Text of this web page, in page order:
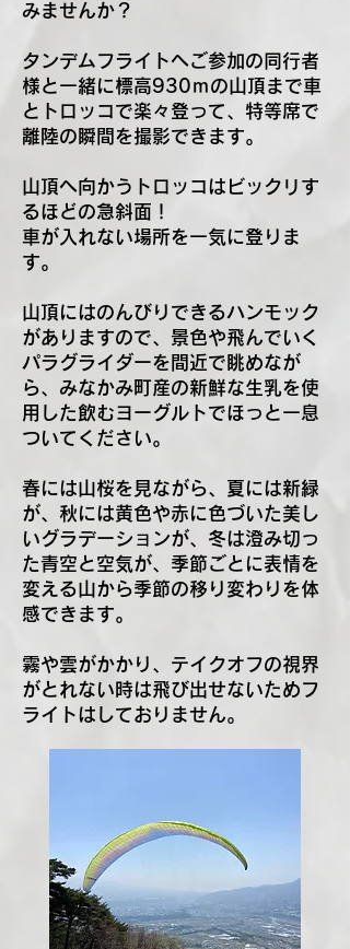
みませんか？
タンデムフライトへご参加の同行者
様と一緒に標高930ｍの山頂まで車
とトロッコで楽々登って、特等席で
離陸の瞬間を撮影できます。
山頂へ向かうトロッコはビックリす
るほどの急斜面！
車が入れない場所を一気に登りま
す。
山頂にはのんびりできるハンモック
がありますので、景色や飛んでいく
パラグライダーを間近で眺めなが
ら、みなかみ町産の新鮮な生乳を使
用した飲むヨーグルトでほっと一息
ついてください。
​春には山桜を見ながら、夏には新緑
が、秋には黄色や赤に色づいた美し
いグラデーションが、冬は澄み切っ
た青空と空気が、季節ごとに表情を
変える山から季節の移り変わりを体
感できます。
霧や雲がかかり、テイクオフの視界
がとれない時は飛び出せないためフ
ライトはしておりません。